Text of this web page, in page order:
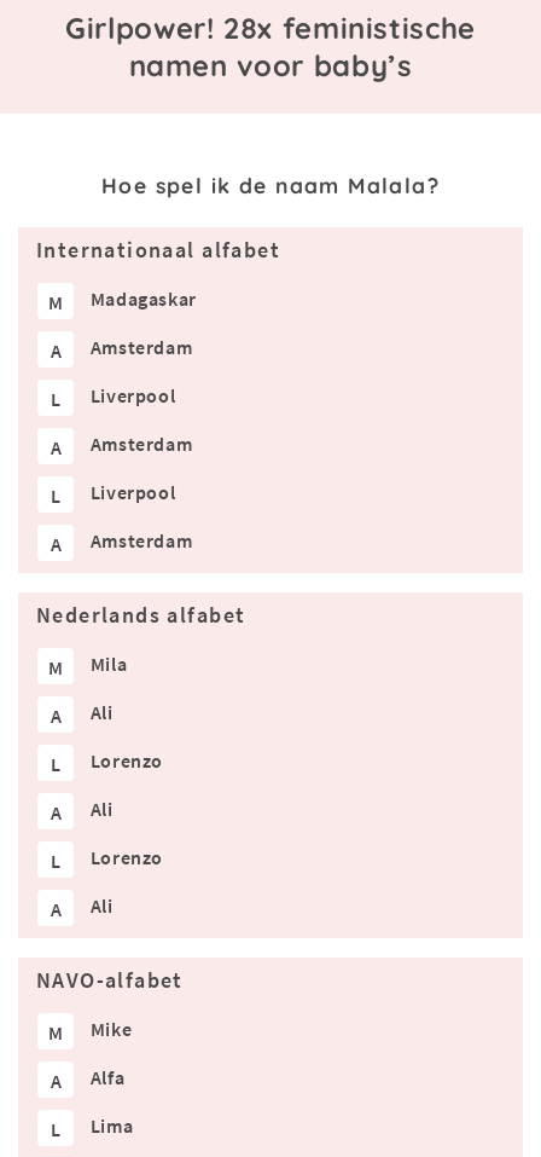
Girlpower! 28x feministische
namen voor baby’s
Hoe spel ik de naam Malala?
Internationaal alfabet
M Madagaskar
A Amsterdam
L Liverpool
A Amsterdam
L Liverpool
A Amsterdam
Nederlands alfabet
M Mila
A Ali
L Lorenzo
A Ali
L Lorenzo
A Ali
NAVO-alfabet
M Mike
A Alfa
L Lima